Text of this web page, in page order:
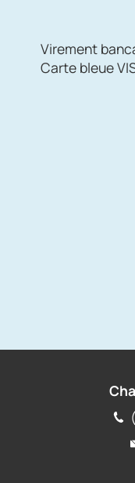
Virement
Carte bleue